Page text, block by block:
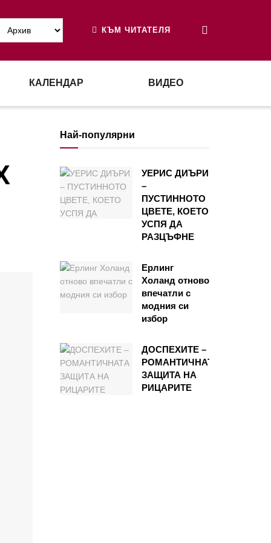
КЪМ ЧИТАТЕЛЯ
КАЛЕНДАР ВИДЕО
Най-популярни
УЕРИС ДИЪРИ
–
ПУСТИННОТО
ЦВЕТЕ, КОЕТО
УСПЯ ДА
РАЗЦЪФНЕ
Ерлинг
Холанд отново
впечатли с
модния си
избор
ДОСПЕХИТЕ –
РОМАНТИЧНАТА
ЗАЩИТА НА
РИЦАРИТЕ